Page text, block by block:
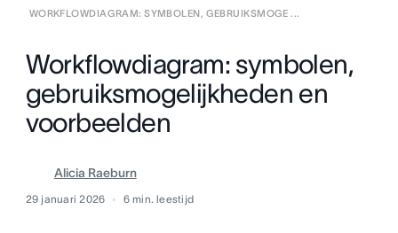
WORKFLOWDIAGRAM: SYMBOLEN, GEBRUIKSMOGE ...
Workflowdiagram: symbolen,
gebruiksmogelijkheden en
voorbeelden
Alicia Raeburn
29 januari 2026 6 min. leestijd